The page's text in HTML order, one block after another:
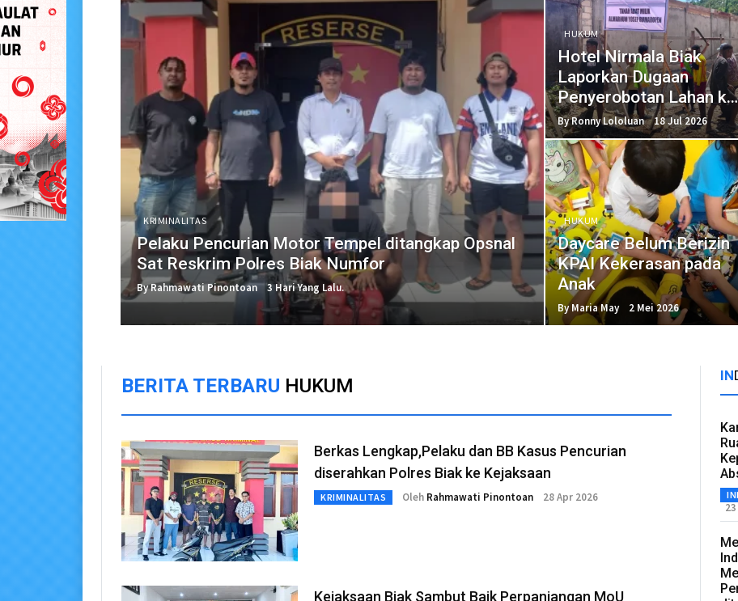
KRIMINALITAS
Pelaku Pencurian Motor Tempel ditangkap Opsnal
Sat Reskrim Polres Biak Numfor
By Rahmawati Pinontoan 3 Hari Yang Lalu.
HUKUM
Hotel Nirmala Biak
Laporkan Dugaan
Penyerobotan Lahan
Polisi
By Ronny Lololuan 18 Jul 2026
HUKUM
Daycare Belum Berizin
KPAI Kekerasan pada
Anak
By Maria May 2 Mei 2026
BERITA TERBARU HUKUM
Berkas Lengkap,Pelaku dan BB Kasus Pencurian
diserahkan Polres Biak ke Kejaksaan
KRIMINALITAS Oleh Rahmawati Pinontoan 28 Apr 2026
Kejaksaan Biak Sambut Baik Perpanjangan MoU
IN